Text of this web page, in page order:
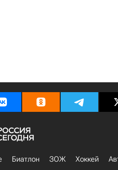
Биатлон ЗОЖ Хоккей